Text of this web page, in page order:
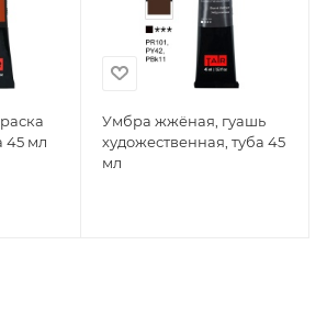
45 мл
Умбра жжёная, гуашь
художественная, туба 45
мл